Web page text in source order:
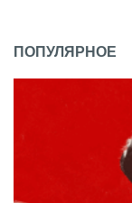
ПОПУЛЯРНОЕ